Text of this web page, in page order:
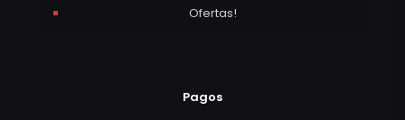
Ofertas!
Pagos